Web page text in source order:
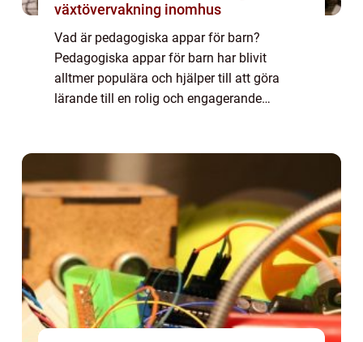
växtövervakning inomhus
Vad är pedagogiska appar för barn?
Pedagogiska appar för barn har blivit
alltmer populära och hjälper till att göra
lärande till en rolig och engagerande